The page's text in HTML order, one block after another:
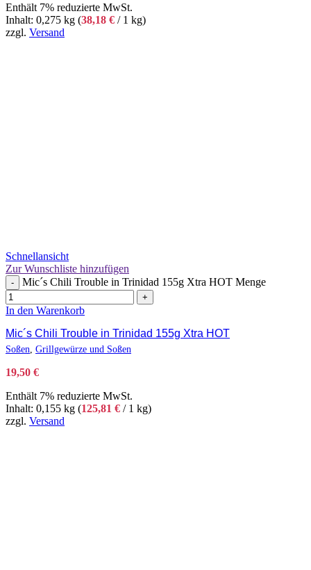
Enthält 7% reduzierte MwSt.
Inhalt: 0,275 kg (38,18 € / 1 kg)
zzgl. Versand
Schnellansicht
Zur Wunschliste hinzufügen
- Mic´s Chili Trouble in Trinidad 155g Xtra HOT Menge
+
In den Warenkorb
Mic´s Chili Trouble in Trinidad 155g Xtra HOT
Soßen Grillgewürze und Soßen
19,50 €
Enthält 7% reduzierte MwSt.
Inhalt: 0,155 kg (125,81 € / 1 kg)
zzgl. Versand